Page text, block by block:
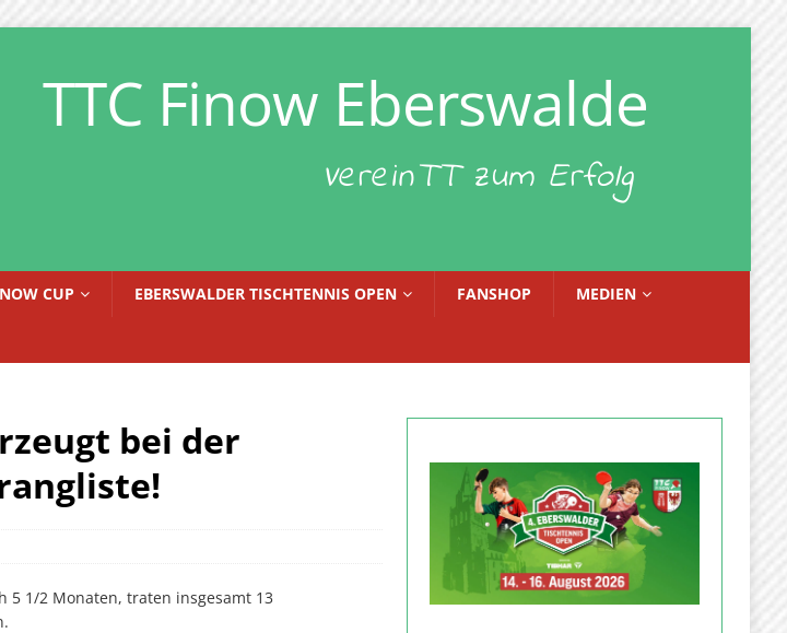
VereinTT zum Erfolg
TTC Finow Eberswalde
CUP EBERSWALDER TISCHTENNIS OPEN FANSHOP MEDIEN
bei der
5 1/2 Monaten, traten insgesamt 13